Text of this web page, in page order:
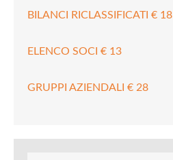
BILANCI RICLASSIFICATI € 18
ELENCO SOCI € 13
GRUPPI AZIENDALI € 28